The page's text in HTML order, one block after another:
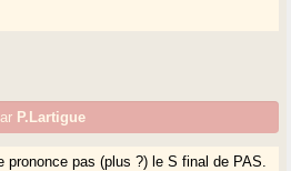
P.Lartigue
pas (plus ?) le S final de PAS.